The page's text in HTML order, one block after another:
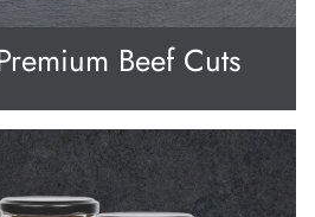
Beef Cuts